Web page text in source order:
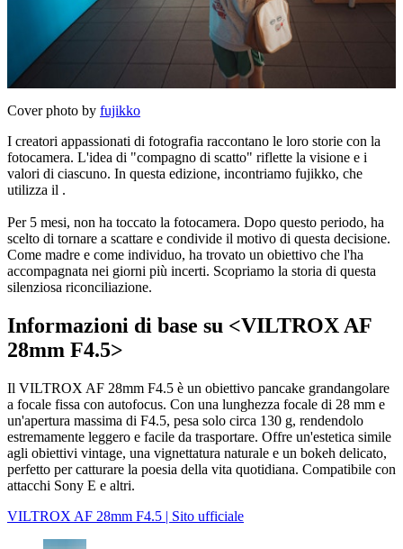
Cover photo by fujikko
I creatori appassionati di fotografia raccontano le loro storie con la
fotocamera. L'idea di "compagno di scatto" riflette la visione e i
valori di ciascuno. In questa edizione, incontriamo fujikko, che
utilizza il .
Per 5 mesi, non ha toccato la fotocamera. Dopo questo periodo, ha
scelto di tornare a scattare e condivide il motivo di questa decisione.
Come madre e come individuo, ha trovato un obiettivo che l'ha
accompagnata nei giorni più incerti. Scopriamo la storia di questa
silenziosa riconciliazione.
Informazioni di base su <VILTROX AF
28mm F4.5>
Il VILTROX AF 28mm F4.5 è un obiettivo pancake grandangolare
a focale fissa con autofocus. Con una lunghezza focale di 28 mm e
un'apertura massima di F4.5, pesa solo circa 130 g, rendendolo
estremamente leggero e facile da trasportare. Offre un'estetica simile
agli obiettivi vintage, una vignettatura naturale e un bokeh delicato,
perfetto per catturare la poesia della vita quotidiana. Compatibile con
attacchi Sony E e altri.
VILTROX AF 28mm F4.5 | Sito ufficiale